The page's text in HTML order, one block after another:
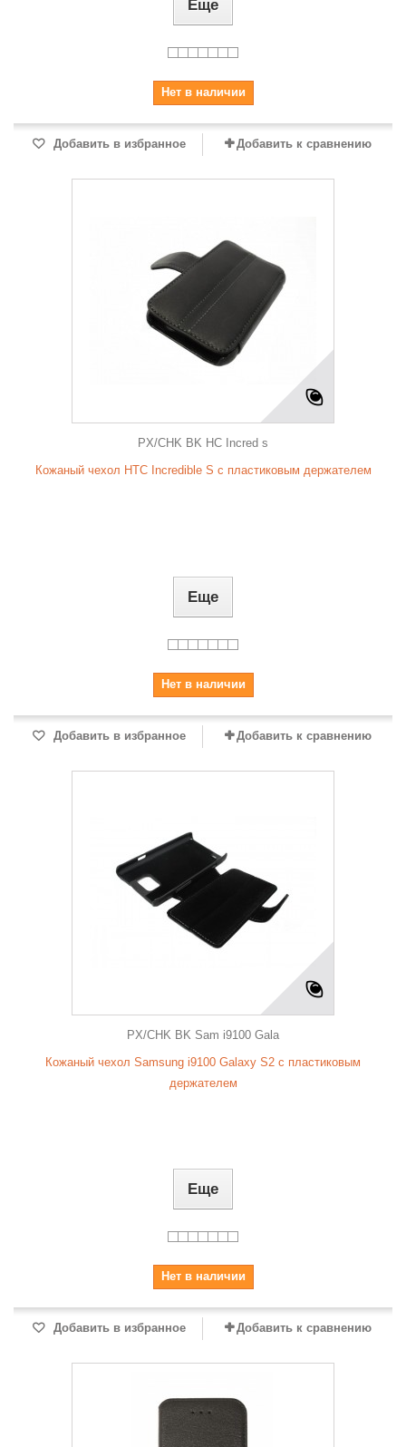
Еще
Нет в наличии
Добавить в избранное Добавить к сравнению
PX/CHK BK HC Incred s
Кожаный чехол HTC Incredible S с пластиковым держателем
Еще
Нет в наличии
Добавить в избранное Добавить к сравнению
PX/CHK BK Sam i9100 Gala
Кожаный чехол Samsung i9100 Galaxy S2 с пластиковым
держателем
Еще
Нет в наличии
Добавить в избранное Добавить к сравнению